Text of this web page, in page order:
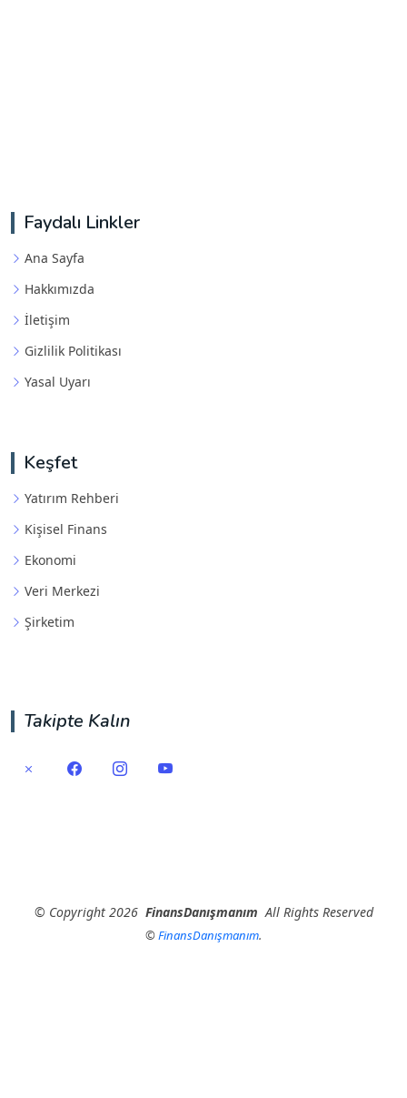
Faydalı Linkler
Ana Sayfa
Hakkımızda
İletişim
Gizlilik Politikası
Yasal Uyarı
Keşfet
Yatırım Rehberi
Kişisel Finans
Ekonomi
Veri Merkezi
Şirketim
Takipte Kalın
© Copyright2026 FinansDanışmanım All Rights Reserved
©FinansDanışmanım.